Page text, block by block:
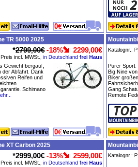
TR 5000 2025
*2799,00€ -18% 2299,00€
Preis incl. MWSt., in Deutschland frei Haus
Gewicht bergauf,
der Abfahrt. Dank
Reifen und
Schimano
Katalognr.:
Purer Sport:
Big.Nine
Biker
Gang
Remote
XT Carbon 2025
*2999,00€ -13% 2599,00€
Preis incl. MWSt., in Deutschland frei Haus
Katalognr.: